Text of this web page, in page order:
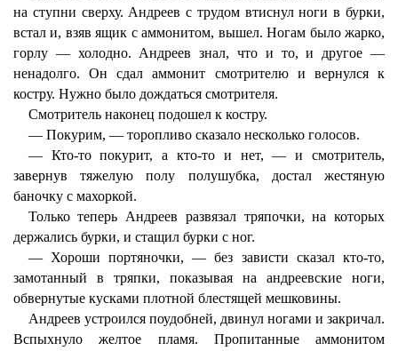
на ступни сверху. Андреев с трудом втиснул ноги в бурки,
встал и, взяв ящик с аммонитом, вышел. Ногам было жарко,
горлу — холодно. Андреев знал, что и то, и другое —
ненадолго. Он сдал аммонит смотрителю и вернулся к
костру. Нужно было дождаться смотрителя.
Смотритель наконец подошел к костру.
— Покурим, — торопливо сказало несколько голосов.
— Кто-то покурит, а кто-то и нет, — и смотритель,
завернув тяжелую полу полушубка, достал жестяную
баночку с махоркой.
Только теперь Андреев развязал тряпочки, на которых
держались бурки, и стащил бурки с ног.
— Хороши портяночки, — без зависти сказал кто-то,
замотанный в тряпки, показывая на андреевские ноги,
обвернутые кусками плотной блестящей мешковины.
Андреев устроился поудобней, двинул ногами и закричал.
Вспыхнуло желтое пламя. Пропитанные аммонитом